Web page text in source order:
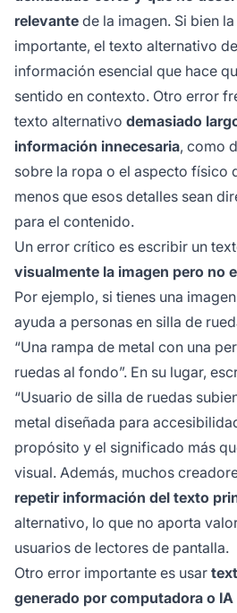
relevante de la imagen. Si bien
importante, el texto alternativo
información esencial que hace
sentido en contexto. Otro error
texto alternativo demasiado
información innecesaria, como
sobre la ropa o el aspecto físico
menos que esos detalles sean
para el contenido.
Un error crítico es escribir un
visualmente la imagen pero no
Por ejemplo, si tienes una
ayuda a personas en silla de
“Una rampa de metal con una
ruedas al fondo”. En su lugar,
“Usuario de silla de ruedas
metal diseñada para
propósito y el significado más
visual. Además, muchos
repetir información del texto
alternativo, lo que no aporta
usuarios de lectores de pantalla.
Otro error importante es usar
generado por computadora o